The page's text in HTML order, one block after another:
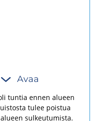
Avaa
tuntia ennen alueen
tulee poistua
sulkeutumista.